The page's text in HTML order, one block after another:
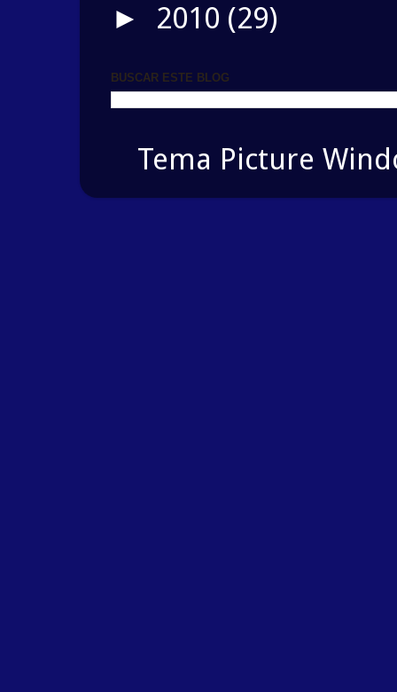
► 2010 (29)
BUSCAR ESTE BLOG
Tema Picture